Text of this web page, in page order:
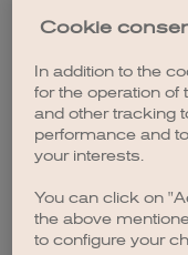
Cookie
In addition to the
for the operation of
and other tracking
performance and
your interests.
You can click on
the above
to configure your